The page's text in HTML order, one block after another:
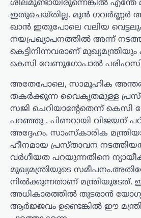
ശീലമുണ്ടായിരുന്നെങ്കില്‍
ഇതുചെയ്തില്ല. മുന്‍ ഗവര്‍ണ്ണര്‍
ഖാന്‍ ഇതുപോലെ വലിയ
നയപ്രഖ്യാപനത്തില്‍ അന്ന്
കെട്ടിനിന്നവരാണ്
കെസി വേണുഗോപാല്‍
അതേപോലെ, സാമൂഹിക
തകര്‍ക്കുന്ന വൈകൃതമുള്ള
സജി ചെറിയാന്റേതെന്ന്
പറഞ്ഞു . പിണറായി വിജയന്
അദ്ദേഹം. സാംസ്‌കാരിക
ഹീനമായ പ്രസ്താവന
വര്‍ഗീയത പറയുന്നതിനെ
മുഖ്യമന്ത്രിയുടെ
നില്‍ക്കുന്നതാണ് മന്ത്രിയുടേത്.
അധികാരത്തില്‍ തുടരാന്‍
ആര്‍ജ്ജവം ഉണ്ടെങ്കില്‍ ഈ